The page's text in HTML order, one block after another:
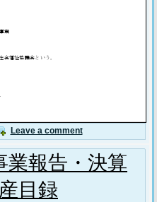
Leave a comment
業報告・決算
目録